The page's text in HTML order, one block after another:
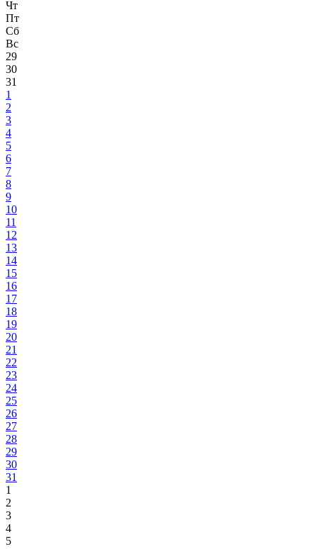
Чт
Пт
Сб
Вс
29
30
31
1
2
3
4
5
6
7
8
9
10
11
12
13
14
15
16
17
18
19
20
21
22
23
24
25
26
27
28
29
30
31
1
2
3
4
5